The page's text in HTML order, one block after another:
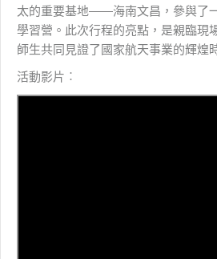
太的重要基地——海南文昌，參與了
學習營。此次行程的亮點，是親臨現
師生共同見證了國家航天事業的輝煌
活動影片︰